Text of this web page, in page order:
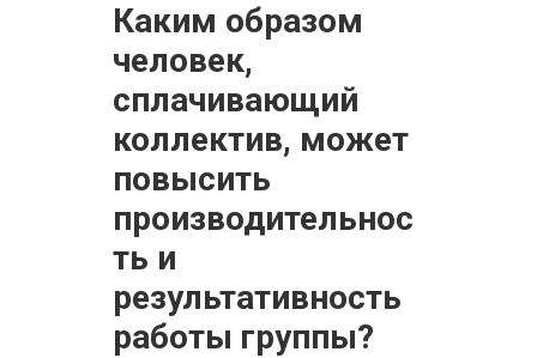
Каким образом
человек,
сплачивающий
коллектив, может
повысить
производительнос
ть и
результативность
работы группы?